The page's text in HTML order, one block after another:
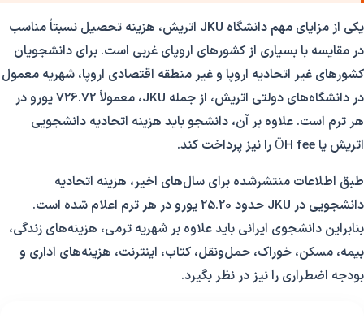
یکی از مزایای مهم دانشگاه JKU اتریش، هزینه تحصیل نسبتاً مناسب
در مقایسه با بسیاری از کشورهای اروپای غربی است. برای دانشجویان
کشورهای غیر اتحادیه اروپا و غیر منطقه اقتصادی اروپا، شهریه معمول
در دانشگاه‌های دولتی اتریش، از جمله JKU، معمولاً 726.72 یورو در
هر ترم است. علاوه بر آن، دانشجو باید هزینه اتحادیه دانشجویی
اتریش یا ÖH fee را نیز پرداخت کند.
طبق اطلاعات منتشرشده برای سال‌های اخیر، هزینه اتحادیه
دانشجویی در JKU حدود 25.20 یورو در هر ترم اعلام شده است.
بنابراین دانشجوی ایرانی باید علاوه بر شهریه ترمی، هزینه‌های زندگی،
بیمه، مسکن، خوراک، حمل‌ونقل، کتاب، اینترنت، هزینه‌های اداری و
بودجه اضطراری را نیز در نظر بگیرد.